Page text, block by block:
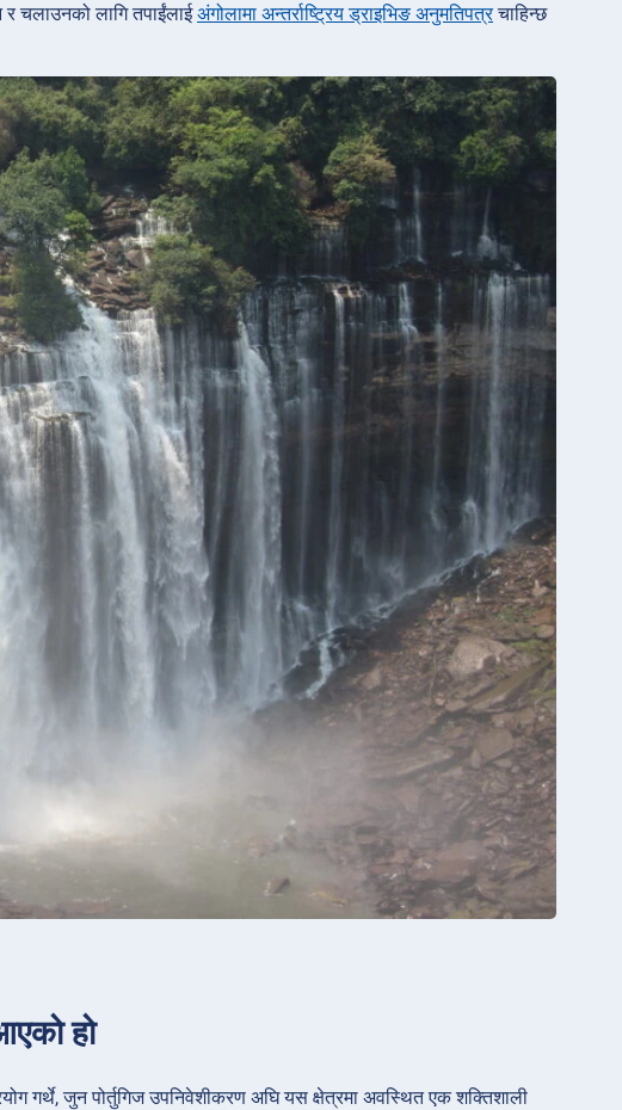
र चलाउनको लागि तपाईंलाईअंगोलामा अन्तर्राष्ट्रिय ड्राइभिङ अनुमतिपत्रचाहिन्छ
हो
गर्थे, जुन पोर्तुगिज उपनिवेशीकरण अघि यस क्षेत्रमा अवस्थित एक शक्तिशाली